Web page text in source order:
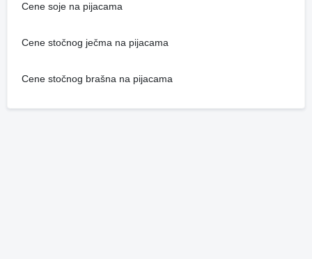
Cene soje na pijacama
Cene stočnog ječma na pijacama
Cene stočnog brašna na pijacama